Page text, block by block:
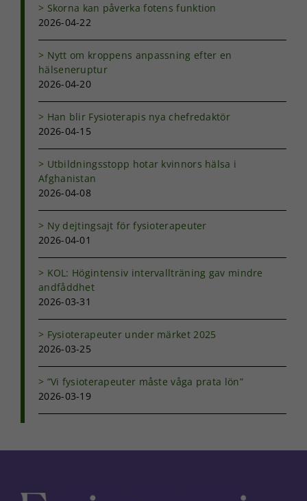
Skorna kan påverka fotens funktion
2026-04-22
Nytt om kroppens anpassning efter en
hälseneruptur
2026-04-20
Han blir Fysioterapis nya chefredaktör
2026-04-15
Utbildningsstopp hotar kvinnors hälsa i
Afghanistan
2026-04-08
Ny dejtingsajt för fysioterapeuter
2026-04-01
KOL: Högintensiv intervallträning gav mindre
andfåddhet
2026-03-31
Fysioterapeuter under märket 2025
2026-03-25
”Vi fysioterapeuter måste våga prata lön”
2026-03-19
Upplevelse
hemsida ska
prestera så
de här
kommer viss
funktionalitet
Genom att dela
med dig av dina
chansen att få se
personligt